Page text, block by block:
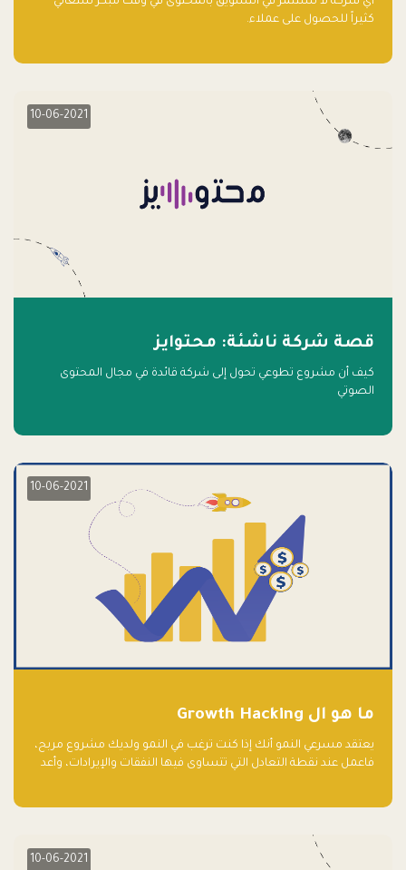
كثيراً للحصول على عملاء.
10-06-2021
قصة شركة ناشئة: محتوايز
كيف أن مشروع تطوعي تحول إلى شركة قائدة في مجال المحتوى
الصوتي
10-06-2021
ما هو ال Growth Hacking
يعتقد مسرعي النمو أنك إذا كنت ترغب في النمو ولديك مشروع مربح،
فاعمل عند نقطة التعادل التي تتساوى فيها النفقات والإيرادات، وأعد
10-06-2021